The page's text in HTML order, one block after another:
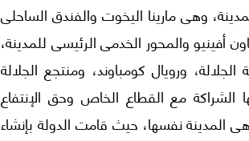
إستثمارية مكتملة بالمدينة، وهى مارينا اليخوت والفندق الساحلى
أفينيو والمحور الخدمى الرئيسى للمدينة،
أعلى هضبة الجلالة، ورويال كومباوند، ومنتجع الجلالة
مع القطاع الخاص وحق الإنتفاع
المدينة نفسها، حيث قامت الدولة بإنشاء